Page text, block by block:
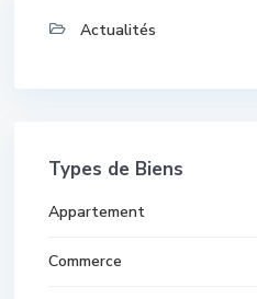
Actualités
Types de Biens
Appartement
Commerce